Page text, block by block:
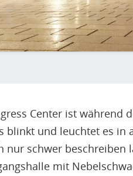
Center ist während
blinkt und leuchtet es in
nur schwer beschreiben
mit